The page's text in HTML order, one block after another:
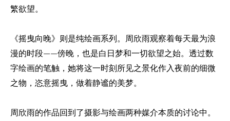
繁欲望。
《摇曳向晚》则是纯绘画系列。周欣雨观察着每天最为浪
漫的时段——傍晚 ， 也是白日梦和一切欲望之始。透过数
字绘画的笔触 ， 她将这一时刻所见之景化作入夜前的细微
之物，恣意摇曳，做着静谧的美梦。
周欣雨的作品回到了摄影与绘画两种媒介本质的讨论中 。